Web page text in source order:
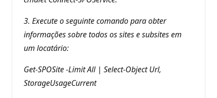
3. Execute o seguinte comando para obter
informações sobre todos os sites e subsites em
um locatário:
Get-SPOSite -Limit All | Select-Object Url,
StorageUsageCurrent